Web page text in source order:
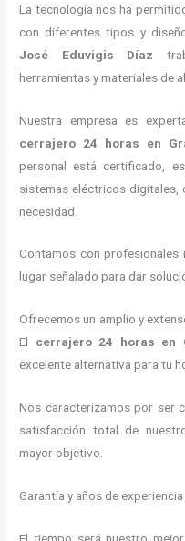
La tecnología nos ha
con diferentes tipos y
José Eduvigis Díaz
herramientas y materiales de
Nuestra empresa es
cerrajero 24 horas en
personal está certificado,
sistemas eléctricos digitales,
necesidad.
Contamos con profesionales
lugar señalado para dar
Ofrecemos un amplio y
El cerrajero 24 horas en
excelente alternativa para tu
Nos caracterizamos por ser
satisfacción total de
mayor objetivo.
Garantía y años de